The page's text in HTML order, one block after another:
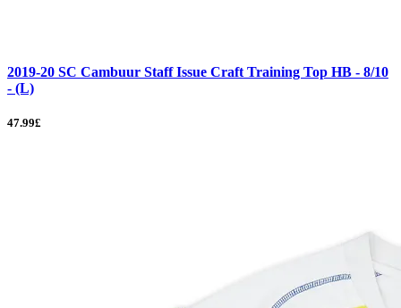
2019-20 SC Cambuur Staff Issue Craft Training Top HB - 8/10
- (L)
47.99£